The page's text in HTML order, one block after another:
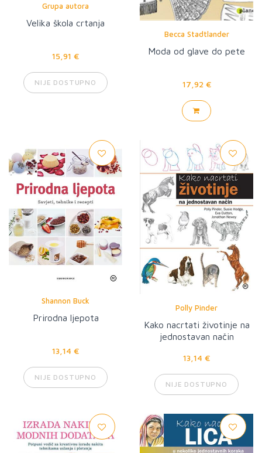
Grupa autora
Velika škola crtanja
15,91 €
NIJE DOSTUPNO
Becca Stadtlander
Moda od glave do pete
17,92 €
Shannon Buck
Prirodna ljepota
13,14 €
NIJE DOSTUPNO
Polly Pinder
Kako nacrtati životinje na
jednostavan način
13,14 €
NIJE DOSTUPNO